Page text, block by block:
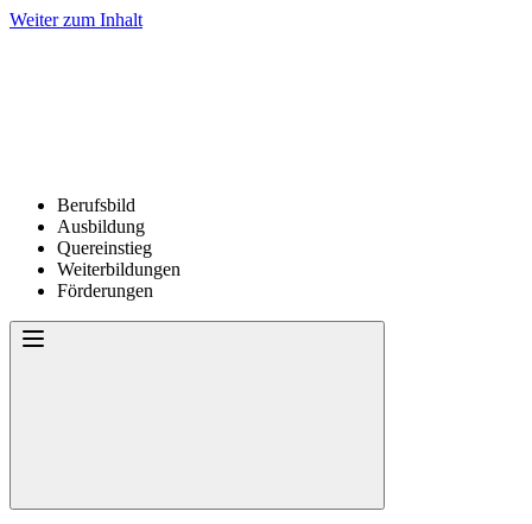
Weiter zum Inhalt
Berufsbild
Ausbildung
Quereinstieg
Weiterbildungen
Förderungen